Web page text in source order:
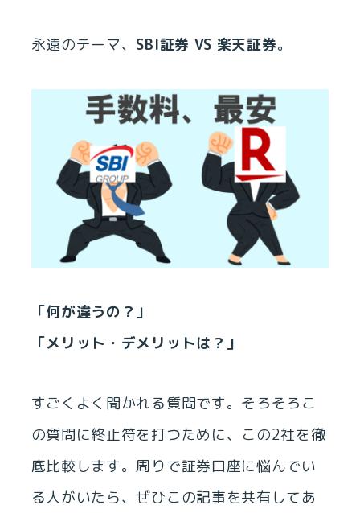
永遠のテーマ、 SBI証券 VS 楽天証券。
「何が違うの？」
「メリット・デメリットは？」
すごくよく聞かれる質問です。そろそろこ
の質問に終止符を打つために、この2社を徹
底比較します。周りで証券口座に悩んでい
る人がいたら、ぜひこの記事を共有してあ